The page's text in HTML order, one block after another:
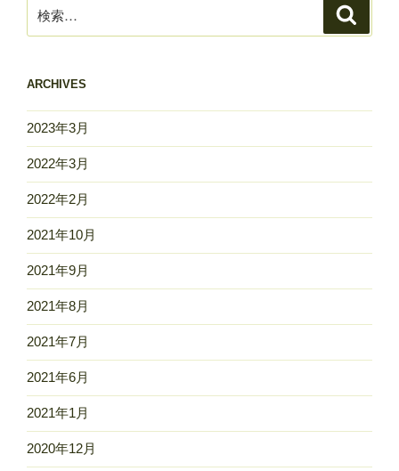
索:
ARCHIVES
2023年3月
2022年3月
2022年2月
2021年10月
2021年9月
2021年8月
2021年7月
2021年6月
2021年1月
2020年12月